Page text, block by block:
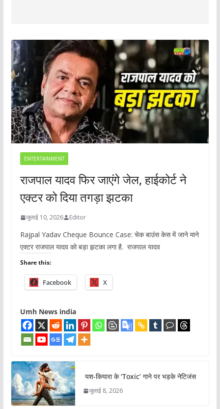
ENTERTAINMENT
राजपाल यादव फिर जाएंगे जेल, हाईकोर्ट ने
एक्टर को दिया तगड़ा झटका
जुलाई 10, 2026 Editor
Rajpal Yadav Cheque Bounce Case: चेक बाउंस केस में जाने माने
एक्टर राजपाल यादव को बड़ा झटका लगा है. राजपाल यादव
Share this:
Facebook X
Umh News india
यश-कियारा के ‘Toxic’ गाने पर भड़के नेटिजंस
जुलाई 8, 2026